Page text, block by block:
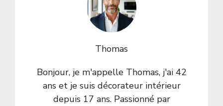
Thomas
Bonjour, je m'appelle Thomas, j'ai 42
ans et je suis décorateur intérieur
depuis 17 ans. Passionné par